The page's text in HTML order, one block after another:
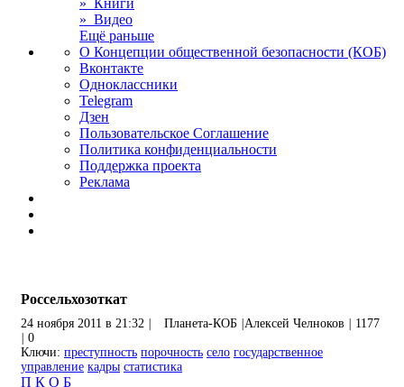
» Книги
» Видео
Ещё раньше
О Концепции общественной безопасности (КОБ)
Вконтакте
Одноклассники
Telegram
Дзен
Пользовательское Соглашение
Политика конфиденциальности
Поддержка проекта
Реклама
Россельхозоткат
24 ноября 2011 в 21:32 Планета-КОБ Алексей Челноков
1177
0
Ключи: преступность порочность село государственное
управление кадры статистика
П К О Б